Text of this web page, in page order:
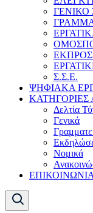
ΓΕΝΙΚΟ
Σ.Σ.Ε.
ΨΗΦΙΑΚΑ
ΚΑΤΗΓΟΡΙΕΣ
Δελτία
Γενικά
Νομικά
ΕΠΙΚΟΙΝΩΝΙΑ